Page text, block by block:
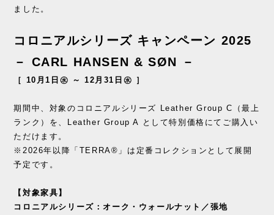
ました。
コロニアルシリーズ キャンペーン 2025
－ CARL HANSEN & SØN －
［ 10月1日㊌ ～ 12月31日㊌ ］
期間中、対象のコロニアルシリーズ Leather Group C（最上
ランク）を、Leather Group A として特別価格にてご購入い
ただけます。
※2026年以降「TERRA®」は定番コレクションとして展開
予定です。
【対象家具】
コロニアルシリーズ：オーク・ウォールナット／張地